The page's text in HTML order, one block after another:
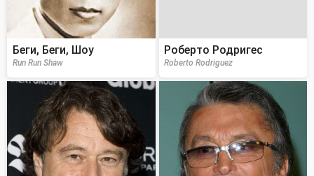
Беги, Беги, Шоу
Run Run Shaw
Роберто Родригес
Roberto Rodriguez